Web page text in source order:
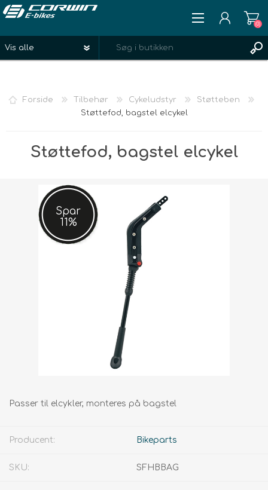
ØNSKELISTE
(0)
Forside Tilbehør Cykeludstyr
Støtteben
Støttefod, bagstel elcykel
Støttefod, bagstel elcykel
Spar
11%
Passer til elcykler, monteres på bagstel
Producent: Bikeparts
SKU: SFHBBAG